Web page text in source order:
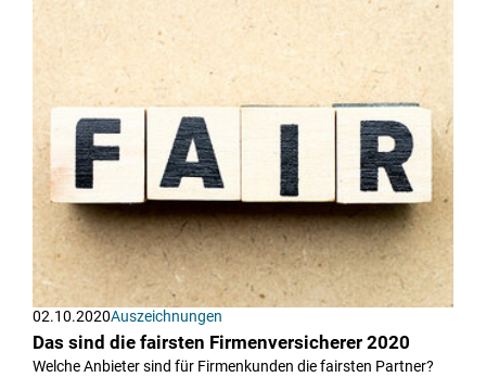
02.10.2020Auszeichnungen
Das sind die fairsten Firmenversicherer 2020
Welche Anbieter sind für Firmenkunden die fairsten Partner?